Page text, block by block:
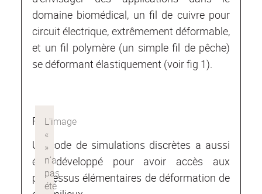
domaine biomédical, un fil de cuivre pour
circuit électrique, extrêmement déformable,
et un fil polymère (un simple fil de pêche)
se déformant élastiquement (voir fig 1).
Fig 1
Un code de simulations discrètes a aussi
été développé pour avoir accès aux
processus élémentaires de déformation de